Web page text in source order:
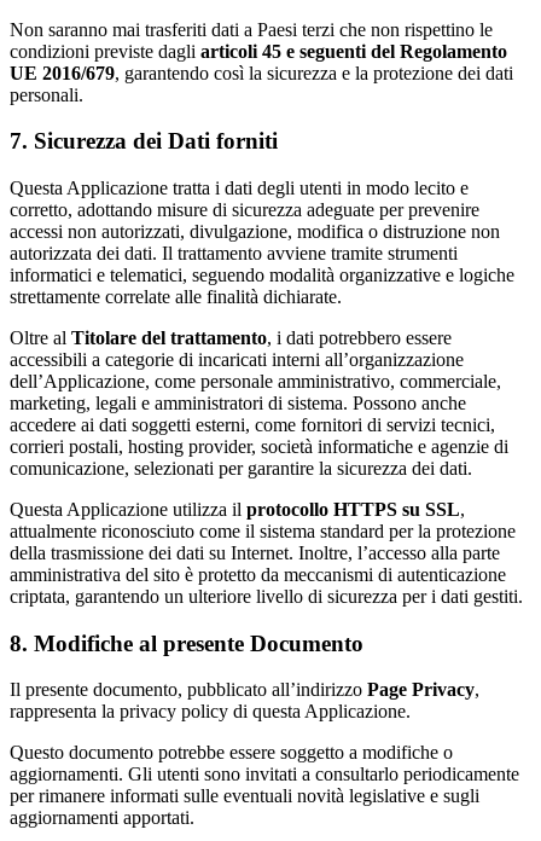
Non saranno mai trasferiti dati a Paesi terzi che non rispettino le
condizioni previste dagli articoli 45 e seguenti del Regolamento
UE 2016/679, garantendo così la sicurezza e la protezione dei dati
personali.
7. Sicurezza dei Dati forniti
Questa Applicazione tratta i dati degli utenti in modo lecito e
corretto, adottando misure di sicurezza adeguate per prevenire
accessi non autorizzati, divulgazione, modifica o distruzione non
autorizzata dei dati. Il trattamento avviene tramite strumenti
informatici e telematici, seguendo modalità organizzative e logiche
strettamente correlate alle finalità dichiarate.
Oltre al Titolare del trattamento, i dati potrebbero essere
accessibili a categorie di incaricati interni all’organizzazione
dell’Applicazione, come personale amministrativo, commerciale,
marketing, legali e amministratori di sistema. Possono anche
accedere ai dati soggetti esterni, come fornitori di servizi tecnici,
corrieri postali, hosting provider, società informatiche e agenzie di
comunicazione, selezionati per garantire la sicurezza dei dati.
Questa Applicazione utilizza il protocollo HTTPS su SSL,
attualmente riconosciuto come il sistema standard per la protezione
della trasmissione dei dati su Internet. Inoltre, l’accesso alla parte
amministrativa del sito è protetto da meccanismi di autenticazione
criptata, garantendo un ulteriore livello di sicurezza per i dati gestiti.
8. Modifiche al presente Documento
Il presente documento, pubblicato all’indirizzo Page Privacy,
rappresenta la privacy policy di questa Applicazione.
Questo documento potrebbe essere soggetto a modifiche o
aggiornamenti. Gli utenti sono invitati a consultarlo periodicamente
per rimanere informati sulle eventuali novità legislative e sugli
aggiornamenti apportati.